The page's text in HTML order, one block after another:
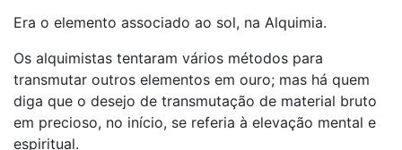
Era o elemento associado ao sol, na Alquimia.
Os alquimistas tentaram vários métodos para
transmutar outros elementos em ouro; mas há quem
diga que o desejo de transmutação de material bruto
em precioso, no início, se referia à elevação mental e
espiritual.